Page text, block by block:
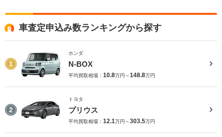
車査定申込み数ランキングから探す
1
ホンダ
N-BOX
平均買取相場： 10.8万円～148.8万円
2
トヨタ
プリウス
平均買取相場： 12.1万円～303.5万円